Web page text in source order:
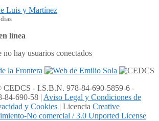
Luis y Martínez
línea
no hay usuarios conectados
- I.S.B.N. 978-84-690-5859-6 -
84-690-58 | Aviso Legal y Condiciones de
y Cookies | Licencia Creative
No comercial / 3.0 Unported License